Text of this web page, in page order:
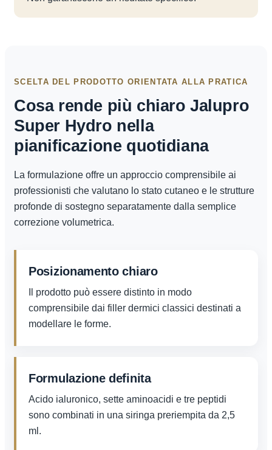
SCELTA DEL PRODOTTO ORIENTATA ALLA PRATICA
Cosa rende più chiaro Jalupro
Super Hydro nella
pianificazione quotidiana
La formulazione offre un approccio comprensibile ai
professionisti che valutano lo stato cutaneo e le strutture
profonde di sostegno separatamente dalla semplice
correzione volumetrica.
Posizionamento chiaro
Il prodotto può essere distinto in modo
comprensibile dai filler dermici classici destinati a
modellare le forme.
Formulazione definita
Acido ialuronico, sette aminoacidi e tre peptidi
sono combinati in una siringa preriempita da 2,5
ml.